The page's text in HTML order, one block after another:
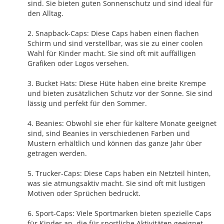
sind. Sie bieten guten Sonnenschutz und sind ideal für
den Alltag.
2. Snapback-Caps: Diese Caps haben einen flachen
Schirm und sind verstellbar, was sie zu einer coolen
Wahl für Kinder macht. Sie sind oft mit auffälligen
Grafiken oder Logos versehen.
3. Bucket Hats: Diese Hüte haben eine breite Krempe
und bieten zusätzlichen Schutz vor der Sonne. Sie sind
lässig und perfekt für den Sommer.
4. Beanies: Obwohl sie eher für kältere Monate geeignet
sind, sind Beanies in verschiedenen Farben und
Mustern erhältlich und können das ganze Jahr über
getragen werden.
5. Trucker-Caps: Diese Caps haben ein Netzteil hinten,
was sie atmungsaktiv macht. Sie sind oft mit lustigen
Motiven oder Sprüchen bedruckt.
6. Sport-Caps: Viele Sportmarken bieten spezielle Caps